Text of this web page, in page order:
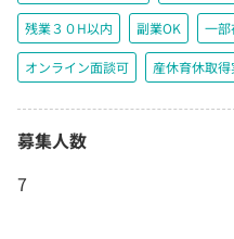
残業３０H以内 副業OK 一部
オンライン面談可 産休育休取得
募集人数
7